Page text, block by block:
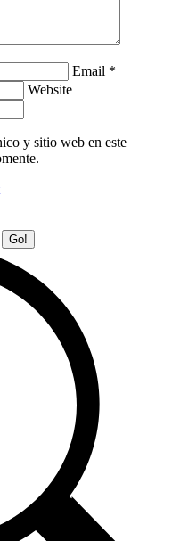
Email *
Website
y sitio web en este